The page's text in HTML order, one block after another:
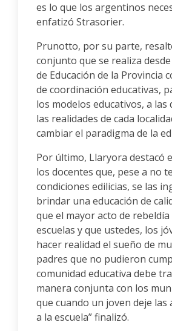
es lo que los argentinos
enfatizó Strasorier.
Prunotto, por su parte,
conjunto que se realiza
de Educación de la Provincia
de coordinación educativas,
los modelos educativos, a las
las realidades de cada
cambiar el paradigma de la
Por último, Llaryora destacó
los docentes que, pese a no
condiciones edilicias, se las
brindar una educación de
que el mayor acto de
escuelas y que ustedes, los
hacer realidad el sueño de
padres que no pudieron
comunidad educativa debe
manera conjunta con los
que cuando un joven deje las
a la escuela” finalizó.